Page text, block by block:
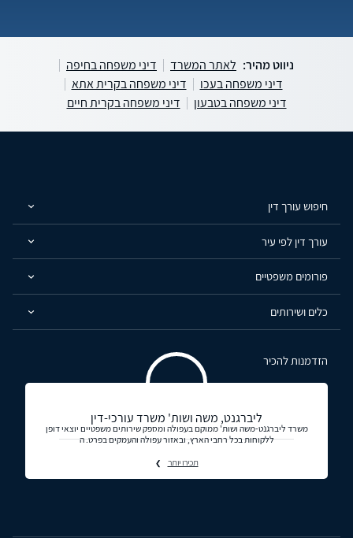
ניווט מהיר: לאתר המשרד
דיני משפחה בחיפה
דיני משפחה בעכו
דיני משפחה בקרית אתא
דיני משפחה בטבעון
דיני משפחה בקרית חיים
חיפוש עורך דין
עורך דין לפי עיר
פורומים משפטיים
כלים ושירותים
הזדמנות להכיר
ליברגנט, משה ושות' משרד עורכי-דין
משרד ליברגנט-משה ושות' ממוקם בעפולה ומספק שירותים משפטיים יוצאי דופן
ללקוחות בכל רחבי הארץ, ובאזור עפולה והעמקים בפרט. ה
תכירו יותר